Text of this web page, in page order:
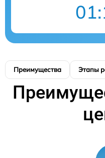
Преимущества Этапы